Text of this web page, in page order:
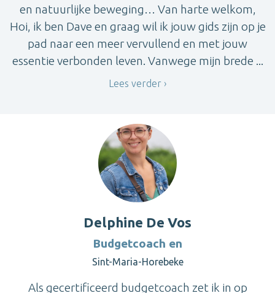
en natuurlijke beweging… Van harte welkom,
Hoi, ik ben Dave en graag wil ik jouw gids zijn op je
pad naar een meer vervullend en met jouw
essentie verbonden leven. Vanwege mijn brede ...
Lees verder
Delphine De Vos
Budgetcoach en
Sint-Maria-Horebeke
Als gecertificeerd budgetcoach zet ik in op